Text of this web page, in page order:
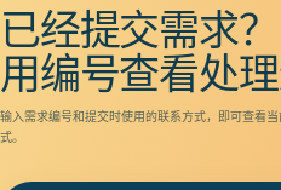
已经提交需求？
用编号查看处理
输入需求编号和提交时使用的联系方式，即可查看
式。